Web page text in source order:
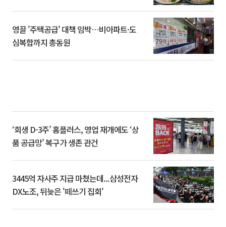
영끌 '주택공급' 대책 임박⋯비아파트·도
심복합까지 총동원
‘회생 D-3주’ 홈플러스, 영업 재개에도 ‘상
품 공급망’ 복구가 생존 관건
3445억 자사주 지급 마쳤는데...삼성전자
DX노조, 뒤늦은 '떼쓰기 집회'